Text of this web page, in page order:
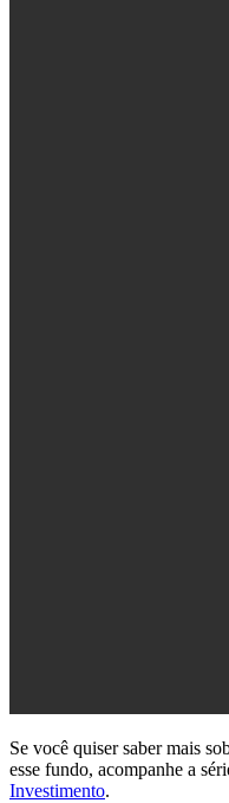
Se você quiser saber mais
esse fundo, acompanhe a
Investimento.